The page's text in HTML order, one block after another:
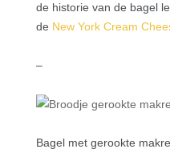
de historie van de bagel
de New York Cream
–
Bagel met gerookte